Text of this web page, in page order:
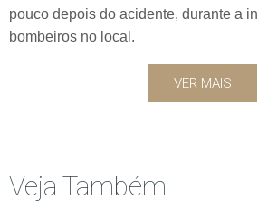
pouco depois do acidente, durante a
bombeiros no local.
VER MAIS
Veja Também